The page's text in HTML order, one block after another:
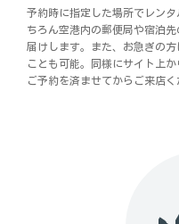
予約時に指定した場所でレン
ちろん空港内の郵便局や宿泊
届けします。また、お急ぎの
ことも可能。同様にサイト上
ご予約を済ませてからご来店く